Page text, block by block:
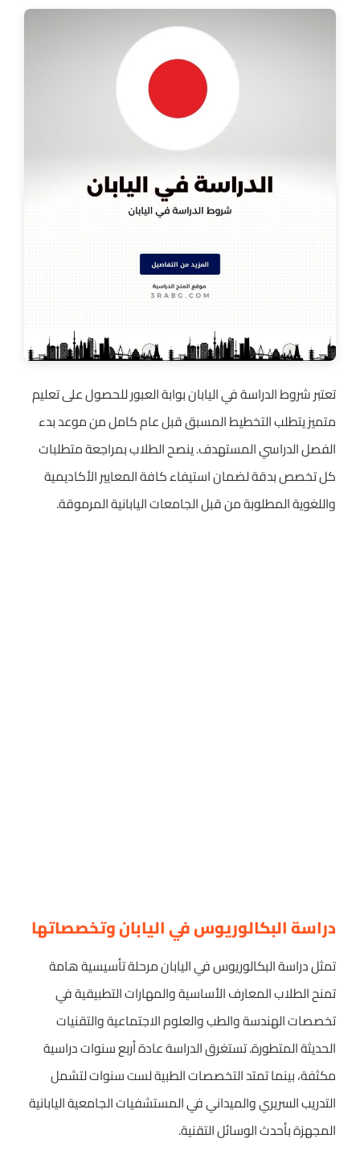
تعتبر شروط الدراسة في اليابان بوابة العبور للحصول على تعليم
متميز يتطلب التخطيط المسبق قبل عام كامل من موعد بدء
الفصل الدراسي المستهدف. ينصح الطلاب بمراجعة متطلبات
كل تخصص بدقة لضمان استيفاء كافة المعايير الأكاديمية
واللغوية المطلوبة من قبل الجامعات اليابانية المرموقة.
دراسة البكالوريوس في اليابان وتخصصاتها
تمثل دراسة البكالوريوس في اليابان مرحلة تأسيسية هامة
تمنح الطلاب المعارف الأساسية والمهارات التطبيقية في
تخصصات الهندسة والطب والعلوم الاجتماعية والتقنيات
الحديثة المتطورة. تستغرق الدراسة عادة أربع سنوات دراسية
مكثفة، بينما تمتد التخصصات الطبية لست سنوات لتشمل
التدريب السريري والميداني في المستشفيات الجامعية اليابانية
المجهزة بأحدث الوسائل التقنية.